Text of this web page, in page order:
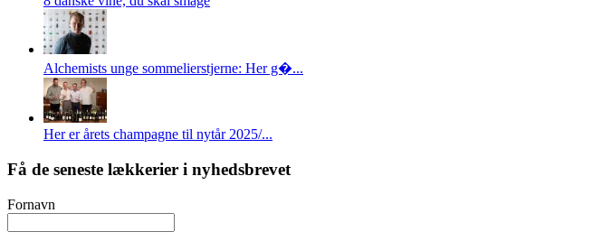
Alchemists unge sommelierstjerne: Her g�...
Her er årets champagne til nytår 2025/...
Få de seneste lækkerier i nyhedsbrevet
Fornavn